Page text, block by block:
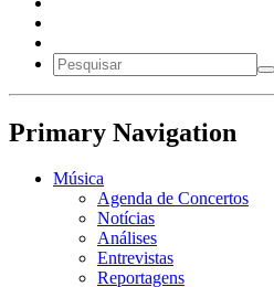
Primary Navigation
Música
Agenda de Concertos
Notícias
Análises
Entrevistas
Reportagens